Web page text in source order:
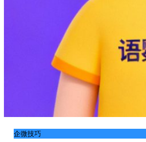
企微技巧